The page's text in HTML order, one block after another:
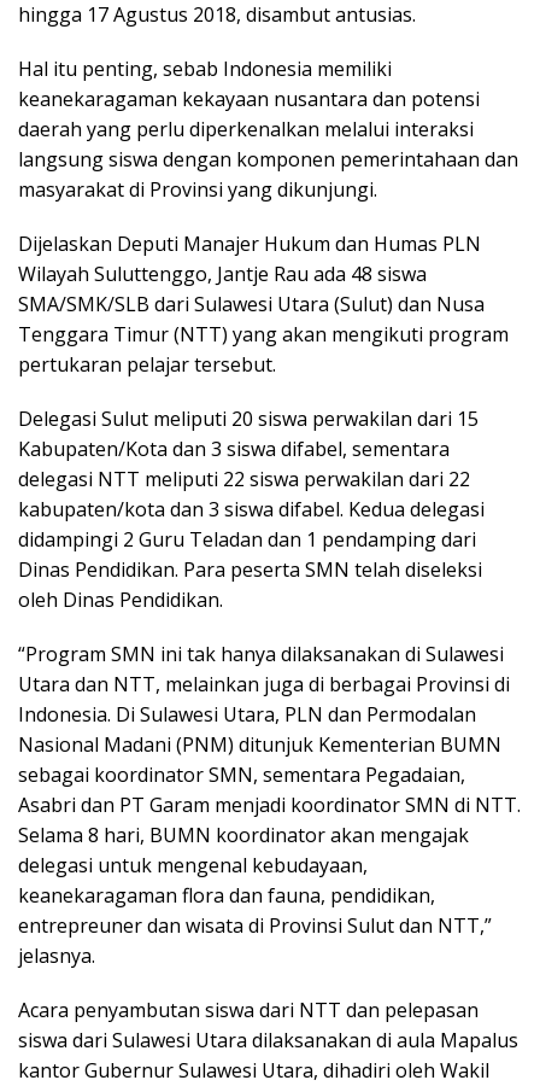
hingga 17 Agustus 2018, disambut antusias.
Hal itu penting, sebab Indonesia memiliki
keanekaragaman kekayaan nusantara dan potensi
daerah yang perlu diperkenalkan melalui interaksi
langsung siswa dengan komponen pemerintahaan dan
masyarakat di Provinsi yang dikunjungi.
Dijelaskan Deputi Manajer Hukum dan Humas PLN
Wilayah Suluttenggo, Jantje Rau ada 48 siswa
SMA/SMK/SLB dari Sulawesi Utara (Sulut) dan Nusa
Tenggara Timur (NTT) yang akan mengikuti program
pertukaran pelajar tersebut.
Delegasi Sulut meliputi 20 siswa perwakilan dari 15
Kabupaten/Kota dan 3 siswa difabel, sementara
delegasi NTT meliputi 22 siswa perwakilan dari 22
kabupaten/kota dan 3 siswa difabel. Kedua delegasi
didampingi 2 Guru Teladan dan 1 pendamping dari
Dinas Pendidikan. Para peserta SMN telah diseleksi
oleh Dinas Pendidikan.
“Program SMN ini tak hanya dilaksanakan di Sulawesi
Utara dan NTT, melainkan juga di berbagai Provinsi di
Indonesia. Di Sulawesi Utara, PLN dan Permodalan
Nasional Madani (PNM) ditunjuk Kementerian BUMN
sebagai koordinator SMN, sementara Pegadaian,
Asabri dan PT Garam menjadi koordinator SMN di NTT.
Selama 8 hari, BUMN koordinator akan mengajak
delegasi untuk mengenal kebudayaan,
keanekaragaman flora dan fauna, pendidikan,
entrepreuner dan wisata di Provinsi Sulut dan NTT,”
jelasnya.
Acara penyambutan siswa dari NTT dan pelepasan
siswa dari Sulawesi Utara dilaksanakan di aula Mapalus
kantor Gubernur Sulawesi Utara, dihadiri oleh Wakil